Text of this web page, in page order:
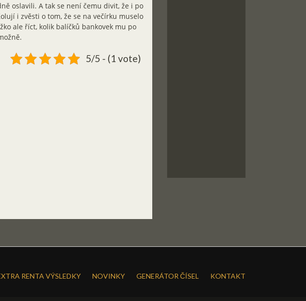
oslavili. A tak se není čemu divit, že i po
i zvěsti o tom, že se na večírku muselo
ale říct, kolik balíčků bankovek mu po
5/5 - (1 vote)
RENTA VÝSLEDKY NOVINKY GENERÁTOR ČÍSEL
KONTAKT